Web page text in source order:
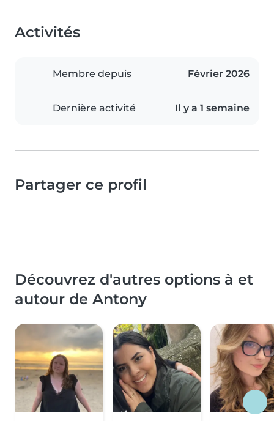
Activités
Membre depuis Février 2026
Dernière activité Il y a 1 semaine
Partager ce profil
Découvrez d'autres options à et
autour de Antony